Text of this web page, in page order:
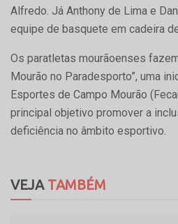
Alfredo. Já Anthony de Lima e
equipe de basquete em cadeira
Os paratletas mourãoenses
Mourão no Paradesporto”, uma
Esportes de Campo Mourão
principal objetivo promover a
deficiência no âmbito esportivo.
VEJATAMBÉM